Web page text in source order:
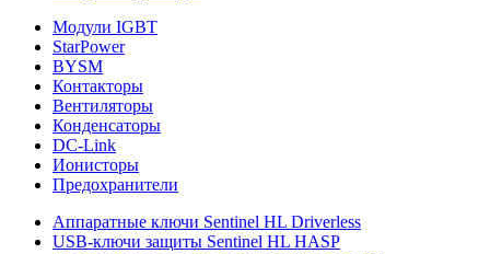
Модули IGBT
StarPower
BYSM
Контакторы
Вентиляторы
Конденсаторы
DC-Link
Ионисторы
Предохранители
Аппаратные ключи Sentinel HL Driverless
USB-ключи защиты Sentinel HL HASP